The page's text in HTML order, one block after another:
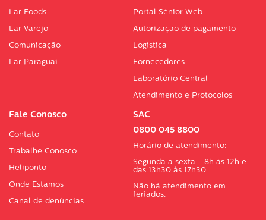
Lar Foods
Lar Varejo
Comunicação
Lar Paraguai
Portal Sénior Web
Autorização de pagamento
Logística
Fornecedores
Laboratório Central
Atendimento e Protocolos
Fale Conosco
Contato
Trabalhe Conosco
Heliponto
Onde Estamos
Canal de denúncias
SAC
0800 045 8800
Horário de atendimento:
Segunda a sexta - 8h às 12h e
das 13h30 às 17h30
Não há atendimento em
feriados.